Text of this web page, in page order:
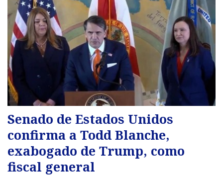
Senado de Estados Unidos
confirma a Todd Blanche,
exabogado de Trump, como
fiscal general